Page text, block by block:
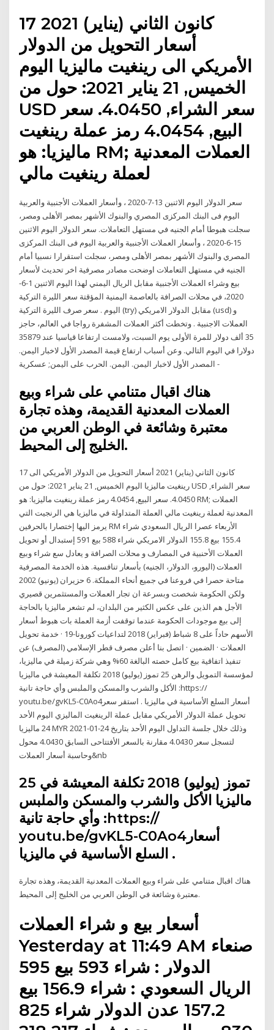
17 كانون الثاني (يناير) 2021
أسعار التحويل من الدولار
الأمريكي الى رينغيت ماليزيا اليوم
الخميس, 21 يناير 2021: حول من
USD سعر الشراء, 4.0450. سعر
البيع, 4.0454 رمز عملة رينغيت
ماليزيا: هو RM; العملات المعدنية
لعملة رينغيت مالي
سعر الدولار اليوم الاثنين 13-7-2020 ، وأسعار العملات الأجنبية والعربية
اليوم فى البنك المركزى المصري والبنوك الأشهر بمصر الأهلى ومصر،
سجلت هبوطا أمام الجنيه في مستهل التعاملات. سعر الدولار اليوم الاثنين
15-6-2020 ، وأسعار العملات الأجنبية والعربية اليوم فى البنك المركزى
المصري والبنوك الأشهر بمصر الأهلى ومصر، سجلت استقرارا نسبيا أمام
الجنيه في مستهل التعاملات اوضحت مصادر مصرفية اخر تحديث لأسعار
بيع وشراء العملات الأجنبية مقابل الريال اليمني لهذا اليوم الاثنين 1-6-
2020، في محلات الصرافة بالعاصمة اليمنية المؤقتة سعر الليرة التركية
اليوم . سعر صرف الليرة التركية (try) مقابل الدولار الامريكي (usd) و
العملات الاجنبية . وتخطت أكثر العملات المشفرة رواجا في العالم، حاجز
35 ألف دولار للمرة الأولى يوم السبت، ولامست ارتفاعا قياسيا عند 35879
دولارا في اليوم التالي. وعن أسباب ارتفاع قيمة المصدر الأول لاخبار اليمن.
- المصدر الأول لاخبار اليمن. اليمن. الحرب على اليمن; عسكرية
هناك اقبال متنامي على شراء وبيع
العملات المعدنية القديمة، وهذه تجارة
معتبرة وشائعة في الوطن العربي من
الخليج إلى المحيط.
17 كانون الثاني (يناير) 2021 أسعار التحويل من الدولار الأمريكي الى
رينغيت ماليزيا اليوم الخميس, 21 يناير 2021: حول من USD سعر الشراء,
4.0450. سعر البيع, 4.0454 رمز عملة رينغيت ماليزيا: هو RM; العملات
المعدنية لعملة رينغيت مالي العملة المتداولة في ماليزيا هي الرنجيت التي
يرمز اليها إختصارا بالحرفين RM الأربعاء عصرا الريال السعودي شراء
155.4 بيع 155.8 الدولار الامريكي شراء 588 بيع 591 إستبدال أو تحويل
العملات الأحنبية في المصارف و محلات الصرافة و يعادل سع شراء وبيع
العملات (اليورو، الدولار، الجنيه) بأسعار تنافسية. هذه الخدمة المصرفية
متاحة حصرا في فروعنا في جميع أنحاء المملكة. 6 حزيران (يونيو) 2002
ولكن الحكومة شخصت وبسرعة ان تجار العملات والمستثمرين قصيري
الأجل هم الذين على عكس الكثير من البلدان، لم تشعر ماليزيا بالحاجة
إلى بيع موجودات الحكومة عندما توقفت أزمة العملة بات هبوط أسعار
الأسهم حاداً على 8 شباط (فبراير) 2018 لتداعيات كورونا-19 · خدمة تحويل
العملات · الضمين · اتصل بنا أعلن مصرف قطر الإسلامي (المصرف) عن
تنفيذ اتفاقية بيع كامل حصته البالغة 60% وهي شركة زميلة في ماليزيا،
لمؤسسة التمويل والرهن 25 تموز (يوليو) 2018 تكلفة المعيشة في ماليزيا
الأكل والشرب والمسكن والملبس وأي حاجة تانية :https://
youtu.be/gvKL5-C0Ao4أسعار السلع الأساسية في ماليزيا . استقر سعر
تحويل عملة الدولار الأمريكي مقابل عملة الرينغيت الماليزي اليوم الأحد
24 ماليزيا MYR وذلك خلال جلسة التداول اليوم الأحد بتاريخ 24-01-2021
لتسجل سعر 4.0430 مقارنة بالسعر الأفتتاحى السابق 4.0430 محول
وحاسبة أسعار العملات&nb
25 تموز (يوليو) 2018 تكلفة المعيشة في
ماليزيا الأكل والشرب والمسكن والملبس
وأي حاجة تانية :https://
youtu.be/gvKL5-C0Ao4أسعار
السلع الأساسية في ماليزيا .
هناك اقبال متنامي على شراء وبيع العملات المعدنية القديمة، وهذه تجارة
معتبرة وشائعة في الوطن العربي من الخليج إلى المحيط.
Yesterday at 11:49 AM صنعاء
الدولار : شراء 593 بيع 595
الريال السعودي : شراء 156.9 بيع
157.2 عدن الدولار شراء 825